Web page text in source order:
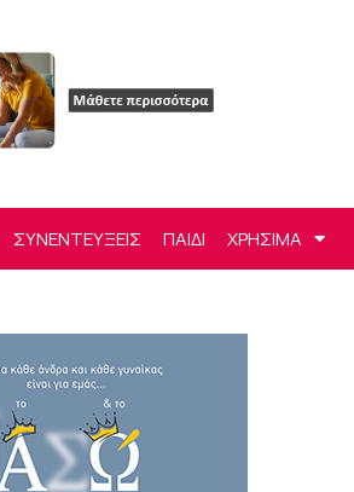
ΣΥΝΕΝΤΕΥΞΕΙΣ ΠΑΙΔΙ ΧΡΗΣΙΜΑ